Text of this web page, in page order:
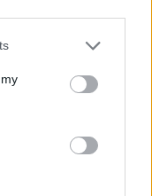
πολιορκία η
αποδοτικότητας